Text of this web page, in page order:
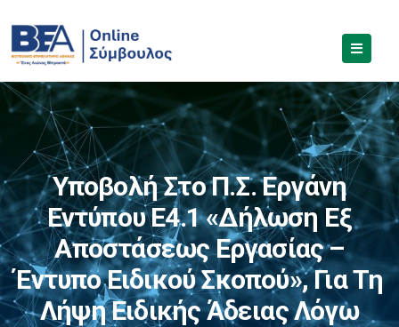
Υποβολή Στο Π.Σ. Εργάνη
Εντύπου Ε4.1 «Δήλωση Εξ
Αποστάσεως Εργασίας –
Έντυπο Ειδικού Σκοπού», Για Τη
Λήψη Ειδικής Άδειας Λόγω